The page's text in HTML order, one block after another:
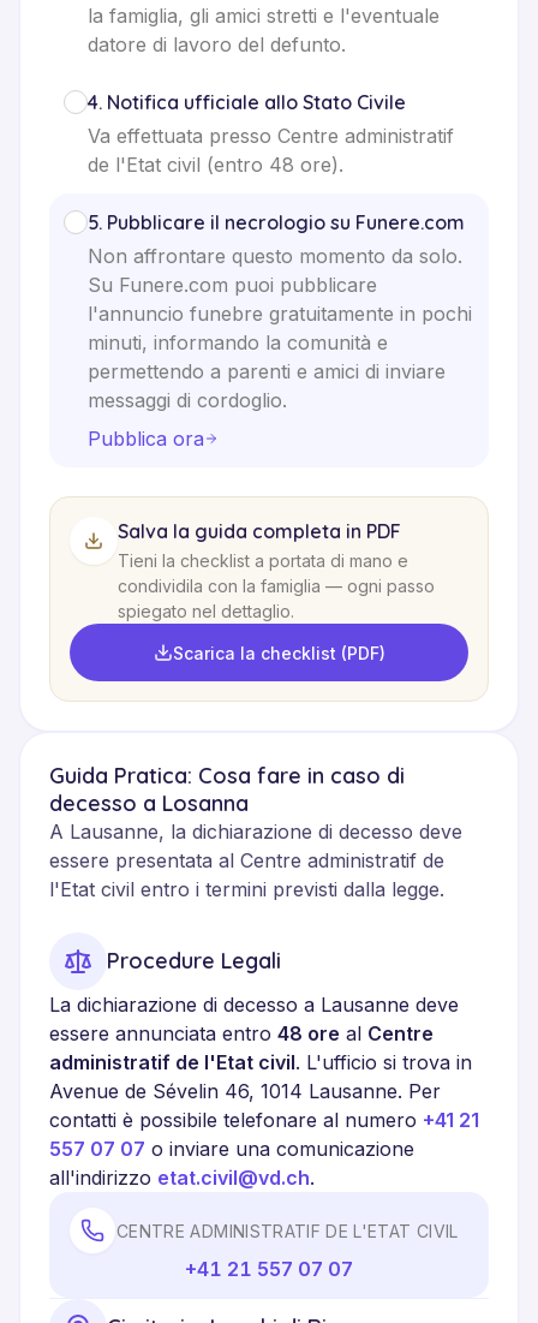
la famiglia, gli amici stretti e l'eventuale
datore di lavoro del defunto.
4. Notifica ufficiale allo Stato Civile
Va effettuata presso Centre administratif
de l'Etat civil (entro 48 ore).
5. Pubblicare il necrologio su Funere.com
Non affrontare questo momento da solo.
Su Funere.com puoi pubblicare
l'annuncio funebre gratuitamente in pochi
minuti, informando la comunità e
permettendo a parenti e amici di inviare
messaggi di cordoglio.
Pubblica ora
Salva la guida completa in PDF
Tieni la checklist a portata di mano e
condividila con la famiglia — ogni passo
spiegato nel dettaglio.
Scarica la checklist (PDF)
Guida Pratica: Cosa fare in caso di
decesso a Losanna
A Lausanne, la dichiarazione di decesso deve
essere presentata al Centre administratif de
l'Etat civil entro i termini previsti dalla legge.
Procedure Legali
La dichiarazione di decesso a Lausanne deve
essere annunciata entro 48 ore al Centre
administratif de l'Etat civil. L'ufficio si trova in
Avenue de Sévelin 46, 1014 Lausanne. Per
contatti è possibile telefonare al numero +41 21
557 07 07 o inviare una comunicazione
all'indirizzo etat.civil@vd.ch.
CENTRE ADMINISTRATIF DE L'ETAT CIVIL
+41 21 557 07 07